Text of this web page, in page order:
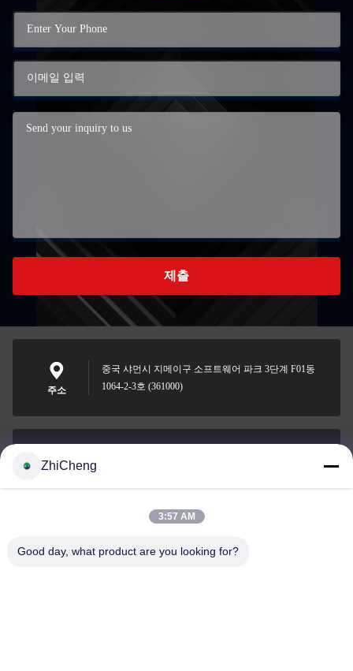
제출
주소
중국 샤먼시 지메이구 소프트웨어 파크 3단계 F01동
1064-2-3호 (361000)
0086-592-5636807
ZhiCheng
3:57 AM
Good day, what product are you looking for?